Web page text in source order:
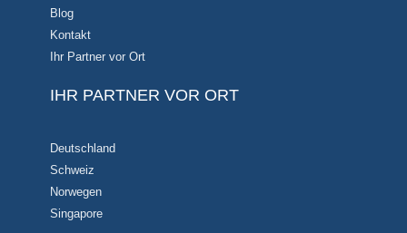
Blog
Kontakt
Ihr Partner vor Ort
IHR PARTNER VOR ORT
Deutschland
Schweiz
Norwegen
Singapore